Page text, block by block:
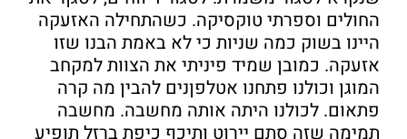
החולים וספרתי טוקסיקה. כשהתחילה האזעקה
היינו בשוק כמה שניות כי לא באמת הבנו שזו
אזעקה. כמובן שמיד פיניתי את הצוות למקחב
המוגן וכולנו פתחנו אטלפןנים להבין מה קרה
פתאום. לכולנו היתה אותה מחשבה. מחשבה
תמימה שזה סתם יירוט ותיכף כיפת ברזל תופיע